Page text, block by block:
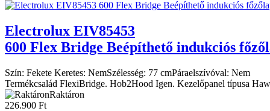
Electrolux EIV85453
600 Flex Bridge Beépíthető indukciós
Szín: Fekete Keretes: NemSzélesség: 77 cmPáraelszívóval: Nem
Termékcsalád FlexiBridge. Hob2Hood Igen. Kezelőpanel típusa
Raktáron
226.900 Ft